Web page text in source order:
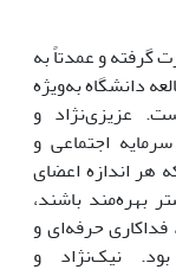
گرفته و عمدتاً به
دانشگاه به‌ویژه
عزیزی‌نژاد و
سرمایه اجتماعی و
هر اندازه اعضای
بهره‌مند باشند،
حرفه‌ای و
نیک‌نژاد و